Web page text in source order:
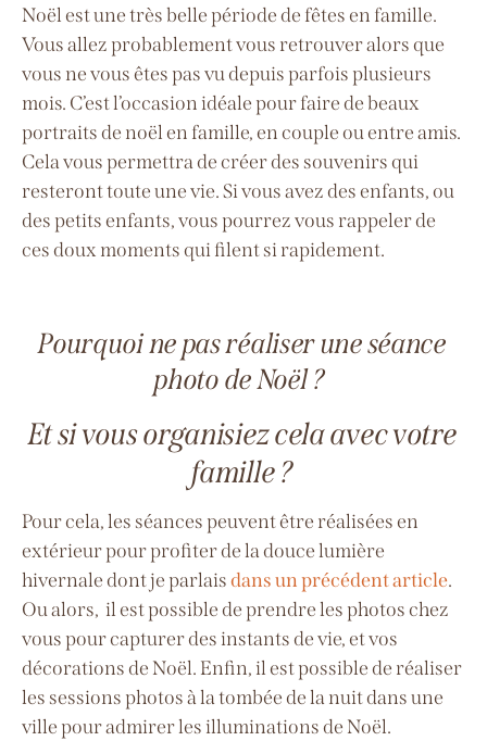
Noël est une très belle période de fêtes en famille.
Vous allez probablement vous retrouver alors que
vous ne vous êtes pas vu depuis parfois plusieurs
mois. C’est l’occasion idéale pour faire de beaux
portraits de noël en famille, en couple ou entre amis.
Cela vous permettra decréer des souvenirs qui
resteront toute une vie. Si vous avez des enfants, ou
des petits enfants, vous pourrez vous rappeler de
ces doux moments qui filent si rapidement.
Pourquoi ne pas réaliser une séance
photo de Noël ?
Et si vous organisiez cela avec votre
famille ?
Pour cela, les séances peuvent être réalisées en
extérieur pour profiter de la douce lumière
hivernale dont je parlaisdans un précédent article.
Ou alors, il est possible de prendre les photos chez
vous pour capturer des instants de vie, et vos
décorations de Noël. Enfin, il est possible de réaliser
les sessions photos à la tombée de la nuitdans une
ville pour admirer les illuminations de Noël.